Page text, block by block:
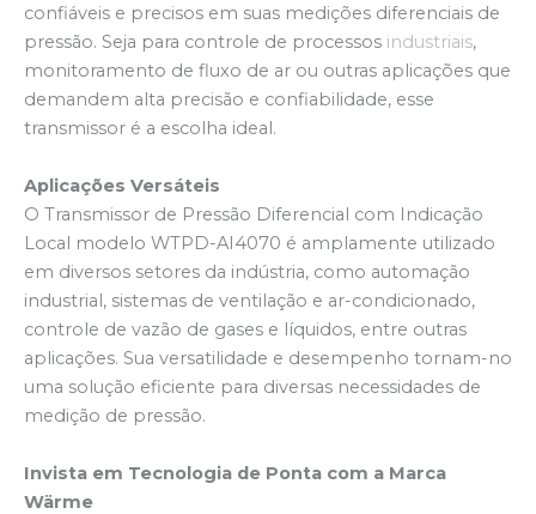
confiáveis e precisos em suas medições diferenciais de
pressão. Seja para controle de processos industriais,
monitoramento de fluxo de ar ou outras aplicações que
demandem alta precisão e confiabilidade, esse
transmissor é a escolha ideal.
Aplicações Versáteis
O Transmissor de Pressão Diferencial com Indicação
Local modelo WTPD-AI4070 é amplamente utilizado
em diversos setores da indústria, como automação
industrial, sistemas de ventilação e ar-condicionado,
controle de vazão de gases e líquidos, entre outras
aplicações. Sua versatilidade e desempenho tornam-no
uma solução eficiente para diversas necessidades de
medição de pressão.
Invista em Tecnologia de Ponta com a Marca
Wärme